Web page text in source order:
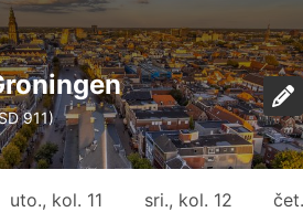
911)
uto., kol. 11 sri., kol. 12